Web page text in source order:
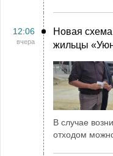
12:06
вчера
Новая
жильцы
В случае
отходом